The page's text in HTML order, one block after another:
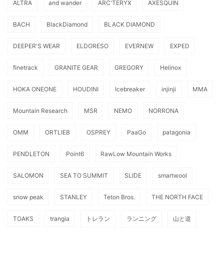
ALTRA and wander ARC'TERYX AXESQUIN
BACH BlackDiamond BLACK DIAMOND
DEEPER'S WEAR ELDORESO EVERNEW EXPED
finetrack GRANITE GEAR GREGORY Helinox
HOKA ONEONE HOUDINI Icebreaker injinji MMA
Mountain Research MSR NEMO NORRONA
OMM ORTLIEB OSPREY PaaGo patagonia
PENDLETON Point6 RawLow Mountain Works
SALOMON SEA TO SUMMIT SLIDE smartwool
snow peak STANLEY Teton Bros. THE NORTH FACE
TOAKS trangia トレラン ランニング 山と道